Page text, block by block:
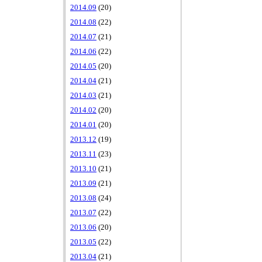
2014.09 (20)
2014.08 (22)
2014.07 (21)
2014.06 (22)
2014.05 (20)
2014.04 (21)
2014.03 (21)
2014.02 (20)
2014.01 (20)
2013.12 (19)
2013.11 (23)
2013.10 (21)
2013.09 (21)
2013.08 (24)
2013.07 (22)
2013.06 (20)
2013.05 (22)
2013.04 (21)